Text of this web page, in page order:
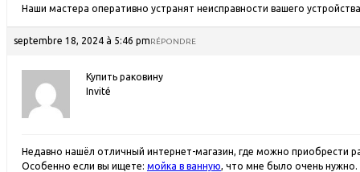
Наши мастера оперативно устранят неисправности вашего
septembre 18, 2024 à 5:46 pmRÉPONDRE
Купить раковину
Invité
Недавно нашёл отличный интернет-магазин, где можно приобрести
Особенно если вы ищете: мойка в ванную, что мне было очень нужно.